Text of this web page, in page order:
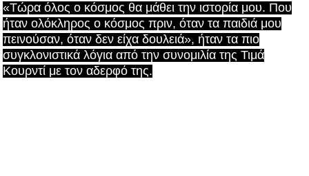
«Τώρα όλος ο κόσμος θα μάθει την ιστορία μου. Που
ήταν ολόκληρος ο κόσμος πριν, όταν τα παιδιά μου
πεινούσαν, όταν δεν είχα δουλειά», ήταν τα πιο
συγκλονιστικά λόγια από την συνομιλία της Τιμά
Κουρντί με τον αδερφό της.